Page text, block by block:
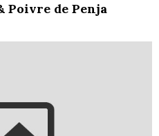
Poivre de Penja